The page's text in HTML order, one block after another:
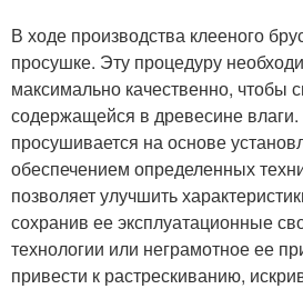
В ходе производства клееного
просушке. Эту процедуру
максимально качественно, чтобы
содержащейся в древесине
просушивается на основе
обеспечением определенных
позволяет улучшить
сохранив ее эксплуатационные
технологии или неграмотное ее
привести к растрескиванию,